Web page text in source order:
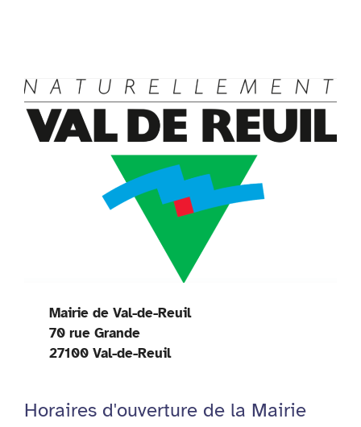
Mairie de Val-de-Reuil
70 rue Grande
27100 Val-de-Reuil
Horaires d'ouverture de la Mairie